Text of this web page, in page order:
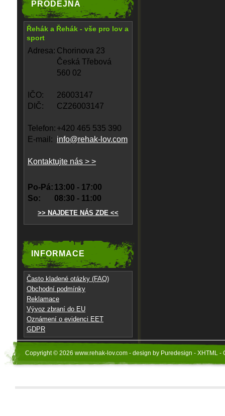
PRODEJNA
Řehák a Řehák - vše pro lov a
sport
Adresa: Chorinova 23
Česká Třebová
560 02
IČO:
26003147
DIČ:
CZ26003147
Telefon: +420 465 535 390
E-mail: info@rehak-lov.com
Kontaktujte nás > >
Po-Pá: 13:00 - 17:00
So:
08:30 - 11:00
>> NAJDETE NÁS ZDE <<
INFORMACE
Často kladené otázky (FAQ)
Obchodní podmínky
Reklamace
Vývoz zbraní do EU
Oznámení o evidenci EET
GDPR
Copyright © 2026 www.rehak-lov.com - design by Puredesign - XHTML -